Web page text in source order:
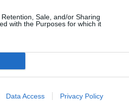
Sale, and/or Sharing
with the Purposes for which it
Data Access Privacy Policy
τη σορό με
εγκλήματος οι Αρχές
στον Λουδίαγια τον